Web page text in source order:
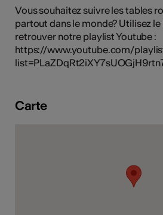
Vous souhaitez suivre les tables
partout dans le monde? Utilisez
retrouver notre playlist Youtube :
https://www.youtube.com/
Carte